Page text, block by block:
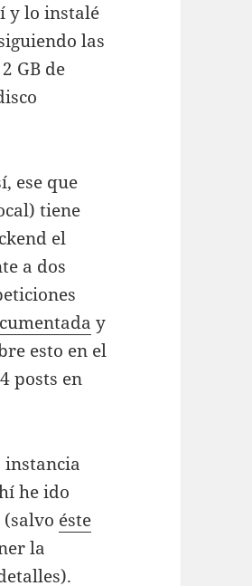
y lo instalé
las
GB de
ese que
tiene
el
a dos
y
esto en el
posts en
instancia
he ido
éste
la